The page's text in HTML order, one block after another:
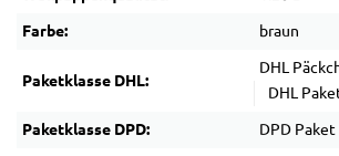
Farbe: braun
Paketklasse DHL:
DHL
DHL
Paketklasse DPD: DPD Paket